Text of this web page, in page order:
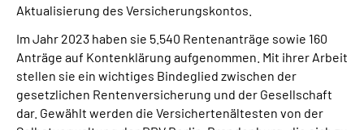
Mein Kundenportal
Aktualisierung des Versicherungskontos.
Im Jahr 2023 haben sie 5.540 Rentenanträge sowie 160
Anträge auf Kontenklärung aufgenommen. Mit ihrer Arbeit
stellen sie ein wichtiges Bindeglied zwischen der
gesetzlichen Rentenversicherung und der Gesellschaft
dar. Gewählt werden die Versichertenältesten von der